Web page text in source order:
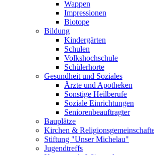
Wappen
Impressionen
Biotope
Bildung
Kindergärten
Schulen
Volkshochschule
Schülerhorte
Gesundheit und Soziales
Ärzte und Apotheken
Sonstige Heilberufe
Soziale Einrichtungen
Seniorenbeauftragter
Bauplätze
Kirchen &
Stiftung "Unser Michelau"
Jugendtreffs